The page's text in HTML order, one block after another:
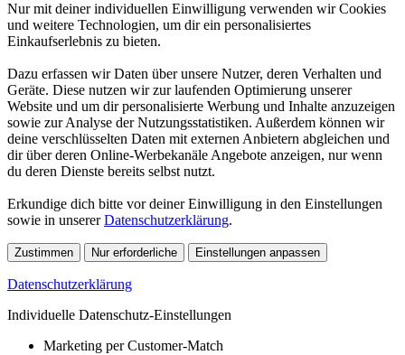
Nur mit deiner individuellen Einwilligung verwenden wir Cookies
und weitere Technologien, um dir ein personalisiertes
Einkaufserlebnis zu bieten.
Dazu erfassen wir Daten über unsere Nutzer, deren Verhalten und
Geräte. Diese nutzen wir zur laufenden Optimierung unserer
Website und um dir personalisierte Werbung und Inhalte anzuzeigen
sowie zur Analyse der Nutzungsstatistiken. Außerdem können wir
deine verschlüsselten Daten mit externen Anbietern abgleichen und
dir über deren Online-Werbekanäle Angebote anzeigen, nur wenn
du deren Dienste bereits selbst nutzt.
Erkundige dich bitte vor deiner Einwilligung in den Einstellungen
sowie in unsererDatenschutzerklärung.
Zustimmen Nur erforderliche Einstellungen anpassen
Datenschutzerklärung
Individuelle Datenschutz-Einstellungen
Marketing per Customer-Match